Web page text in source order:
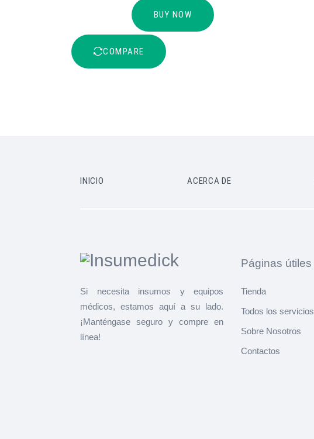
BUY NOW
COMPARE
INICIO ACERCA DE
Si necesita insumos y equipos
médicos, estamos aquí a su lado.
¡Manténgase seguro y compre en
línea!
Páginas útiles
Tienda
Todos los servicios
Sobre Nosotros
Contactos